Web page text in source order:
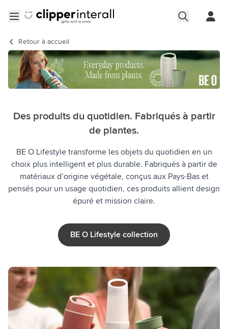
Retour à accueil
Des produits du quotidien. Fabriqués à partir
de plantes.
BE O Lifestyle transforme les objets du quotidien en un
choix plus intelligent et plus durable. Fabriqués à partir de
matériaux d’origine végétale, conçus aux Pays-Bas et
pensés pour un usage quotidien, ces produits allient design
épuré et mission claire.
BE O Lifestyle collection